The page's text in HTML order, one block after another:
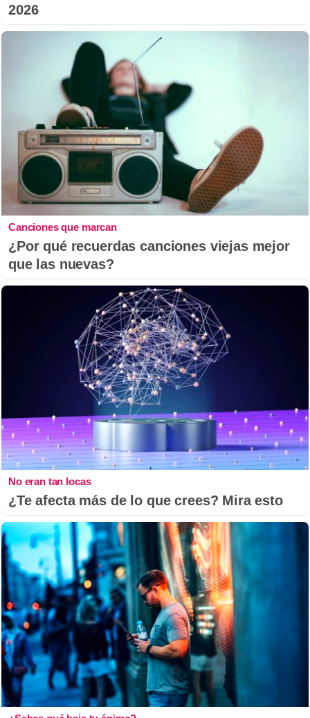
2026
Canciones que marcan
¿Por qué recuerdas canciones viejas mejor
que las nuevas?
No eran tan locas
¿Te afecta más de lo que crees? Mira esto